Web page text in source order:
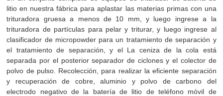
litio en nuestra fábrica para aplastar las materias primas con una
trituradora gruesa a menos de 10 mm, y luego ingrese a la
trituradora de partículas para pelar y triturar, y luego ingrese al
clasificador de micropowder para un tratamiento de separación y
el tratamiento de separación, y el La ceniza de la cola está
separada por el posterior separador de ciclones y el colector de
polvo de pulso. Recolección, para realizar la eficiente separación
y recuperación de cobre, aluminio y polvo de carbono del
electrodo negativo de la batería de litio de teléfono móvil de